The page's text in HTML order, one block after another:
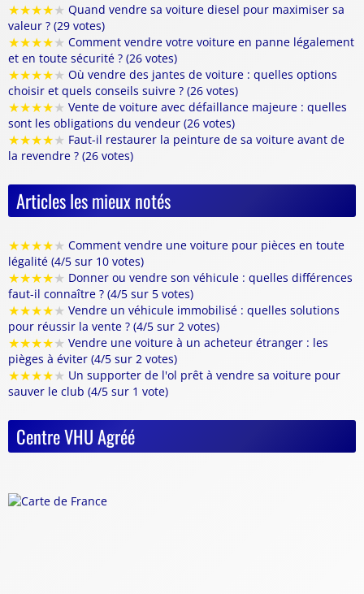
★★★★★ Quand vendre sa voiture diesel pour maximiser sa
valeur ? (29 votes)
★★★★★ Comment vendre votre voiture en panne légalement
et en toute sécurité ? (26 votes)
★★★★★ Où vendre des jantes de voiture : quelles options
choisir et quels conseils suivre ? (26 votes)
★★★★★ Vente de voiture avec défaillance majeure : quelles
sont les obligations du vendeur (26 votes)
★★★★★ Faut-il restaurer la peinture de sa voiture avant de
la revendre ? (26 votes)
Articles les mieux notés
★★★★★ Comment vendre une voiture pour pièces en toute
légalité (4/5 sur 10 votes)
★★★★★ Donner ou vendre son véhicule : quelles différences
faut-il connaître ? (4/5 sur 5 votes)
★★★★★ Vendre un véhicule immobilisé : quelles solutions
pour réussir la vente ? (4/5 sur 2 votes)
★★★★★ Vendre une voiture à un acheteur étranger : les
pièges à éviter (4/5 sur 2 votes)
★★★★★ Un supporter de l'ol prêt à vendre sa voiture pour
sauver le club (4/5 sur 1 vote)
Centre VHU Agréé